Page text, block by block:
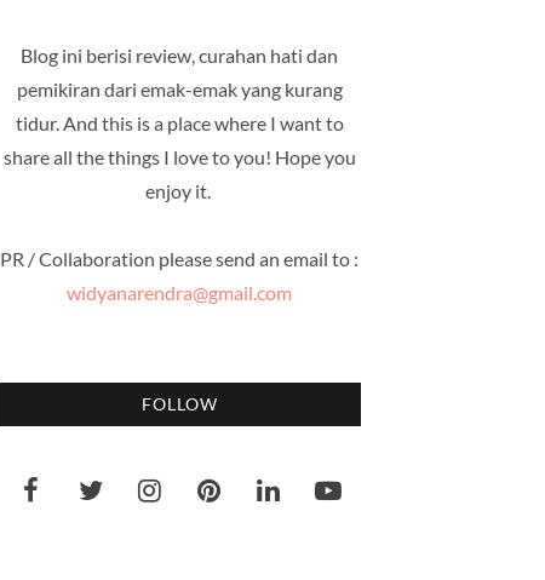
Blog ini berisi review, curahan hati dan
pemikiran dari emak-emak yang kurang
tidur. And this is a place where I want to
share all the things I love to you! Hope you
enjoy it.
PR / Collaboration please send an email to :
widyanarendra@gmail.com
FOLLOW